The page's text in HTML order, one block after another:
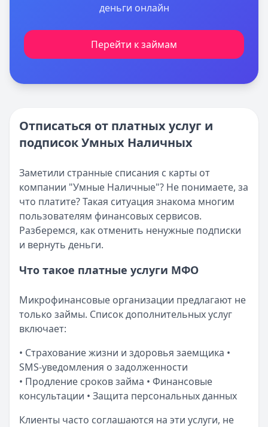
деньги онлайн
Перейти к займам
Отписаться от платных услуг и
подписок Умных Наличных
Заметили странные списания с карты от
компании "Умные Наличные"? Не понимаете, за
что платите? Такая ситуация знакома многим
пользователям финансовых сервисов.
Разберемся, как отменить ненужные подписки
и вернуть деньги.
Что такое платные услуги МФО
Микрофинансовые организации предлагают не
только займы. Список дополнительных услуг
включает:
• Страхование жизни и здоровья заемщика •
SMS-уведомления о задолженности
• Продление сроков займа • Финансовые
консультации • Защита персональных данных
Клиенты часто соглашаются на эти услуги, не